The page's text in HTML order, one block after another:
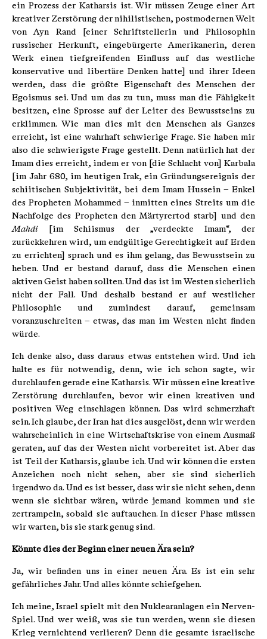
ein Prozess der Katharsis ist. Wir müssen Zeuge einer Art
kreativer Zerstörung der nihilistischen, postmodernen Welt
von Ayn Rand [einer Schriftstellerin und Philosophin
russischer Herkunft, eingebürgerte Amerikanerin, deren
Werk einen tiefgreifenden Einfluss auf das westliche
konservative und libertäre Denken hatte] und ihrer Ideen
werden, dass die größte Eigenschaft des Menschen der
Egoismus sei. Und um das zu tun, muss man die Fähigkeit
besitzen, eine Sprosse auf der Leiter des Bewusstseins zu
erklimmen. Wie man dies mit den Menschen als Ganzes
erreicht, ist eine wahrhaft schwierige Frage. Sie haben mir
also die schwierigste Frage gestellt. Denn natürlich hat der
Imam dies erreicht, indem er von [die Schlacht von] Karbala
[im Jahr 680, im heutigen Irak, ein Gründungsereignis der
schiitischen Subjektivität, bei dem Imam Hussein – Enkel
des Propheten Mohammed – inmitten eines Streits um die
Nachfolge des Propheten den Märtyrertod starb] und den
Mahdi [im Schiismus der „verdeckte Imam“, der
zurückkehren wird, um endgültige Gerechtigkeit auf Erden
zu errichten] sprach und es ihm gelang, das Bewusstsein zu
heben. Und er bestand darauf, dass die Menschen einen
aktiven Geist haben sollten. Und das ist im Westen sicherlich
nicht der Fall. Und deshalb bestand er auf westlicher
Philosophie und zumindest darauf, gemeinsam
voranzuschreiten – etwas, das man im Westen nicht finden
würde.
Ich denke also, dass daraus etwas entstehen wird. Und ich
halte es für notwendig, denn, wie ich schon sagte, wir
durchlaufen gerade eine Katharsis. Wir müssen eine kreative
Zerstörung durchlaufen, bevor wir einen kreativen und
positiven Weg einschlagen können. Das wird schmerzhaft
sein. Ich glaube, der Iran hat dies ausgelöst, denn wir werden
wahrscheinlich in eine Wirtschaftskrise von einem Ausmaß
geraten, auf das der Westen nicht vorbereitet ist. Aber das
ist Teil der Katharsis, glaube ich. Und wir können die ersten
Anzeichen noch nicht sehen, aber sie sind sicherlich
irgendwo da. Und es ist besser, dass wir sie nicht sehen, denn
wenn sie sichtbar wären, würde jemand kommen und sie
zertrampeln, sobald sie auftauchen. In dieser Phase müssen
wir warten, bis sie stark genug sind.
Könnte dies der Beginn einer neuen Ära sein?
Ja, wir befinden uns in einer neuen Ära. Es ist ein sehr
gefährliches Jahr. Und alles könnte schiefgehen.
Ich meine, Israel spielt mit den Nuklearanlagen ein Nerven-
Spiel. Und wer weiß, was sie tun werden, wenn sie diesen
Krieg vernichtend verlieren? Denn die gesamte israelische